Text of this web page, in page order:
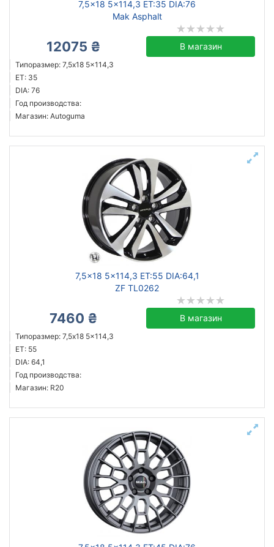
7,5x18 5x114,3 ET:35 DIA:76
Mak Asphalt
12075 ₴ В магазин
Типоразмер: 7,5x18 5x114,3
ET: 35
DIA: 76
Год производства:
Магазин: Autoguma
7,5x18 5x114,3 ET:55 DIA:64,1
ZF TL0262
7460 ₴ В магазин
Типоразмер: 7,5x18 5x114,3
ET: 55
DIA: 64,1
Год производства:
Магазин: R20